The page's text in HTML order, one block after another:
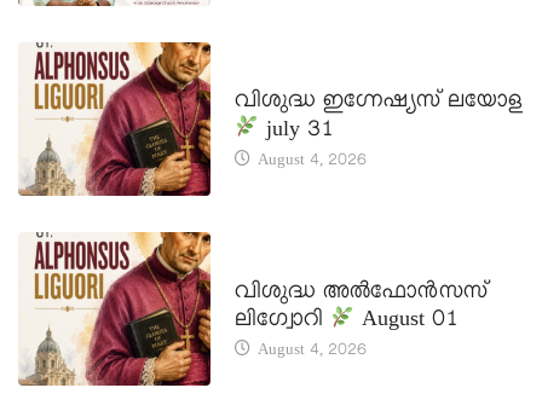
വിശുദ്ധ ഇഗ്നേഷ്യസ് ലയോള
july 31
August 4, 2026
വിശുദ്ധ അൽഫോൻസസ്
ലിഗ്വോറി
August 01
August 4, 2026